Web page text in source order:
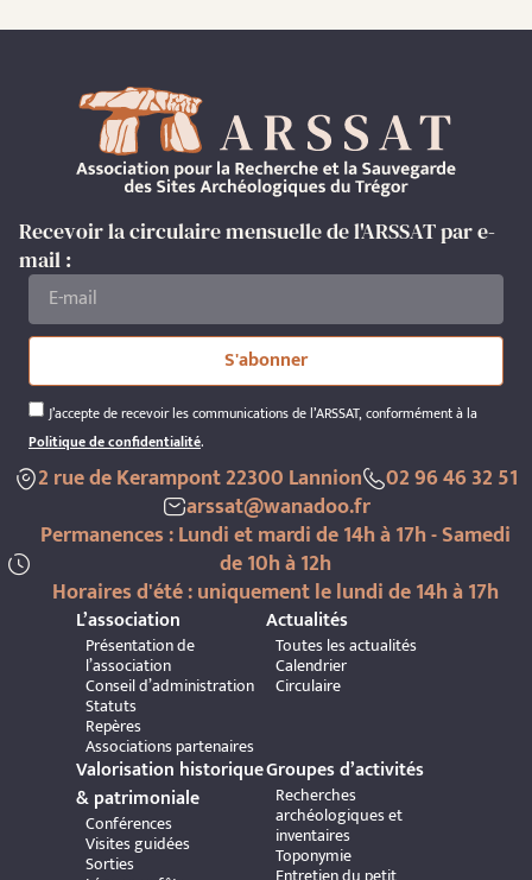
Recevoir la circulaire mensuelle de l'ARSSAT par e-
mail :
J’accepte de recevoir les communications de l’ARSSAT, conformément à la
Politique de confidentialité.
S'abonner
2 rue de Kerampont 22300 Lannion
02 96 46 32 51
arssat@wanadoo.fr
Permanences : Lundi et mardi de 14h à 17h - Samedi
de 10h à 12h
Horaires d'été : uniquement le lundi de 14h à 17h
L’association
Présentation de
l’association
Conseil d’administration
Statuts
Repères
Associations partenaires
Actualités
Toutes les actualités
Calendrier
Circulaire
Valorisation historique
& patrimoniale
Conférences
Visites guidées
Sorties
Groupes d’activités
Recherches
archéologiques et
inventaires
Toponymie